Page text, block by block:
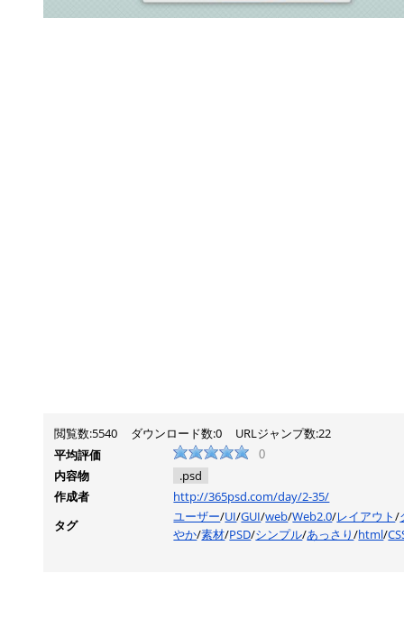
閲覧数:5540 ダウンロード数:0
URLジャンプ数:22
平均評価
0
内容物
.psd
作成者
http://365psd.com/day/2-35/
タグ
ユーザー/UI/GUI/web/Web2.0/レイアウト/
やか/素材/PSD/シンプル/あっさり/html/